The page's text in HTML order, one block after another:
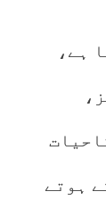
ہے،
ہوتے